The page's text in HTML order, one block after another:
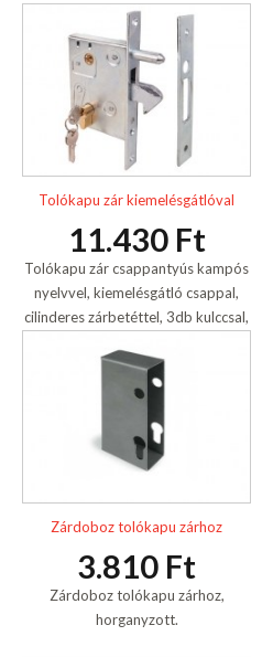
Tolókapu zár kiemelésgátlóval
11.430 Ft
Tolókapu zár csappantyús kampós
nyelvvel, kiemelésgátló csappal,
cilinderes zárbetéttel, 3db kulccsal,
Zárdoboz tolókapu zárhoz
3.810 Ft
Zárdoboz tolókapu zárhoz,
horganyzott.